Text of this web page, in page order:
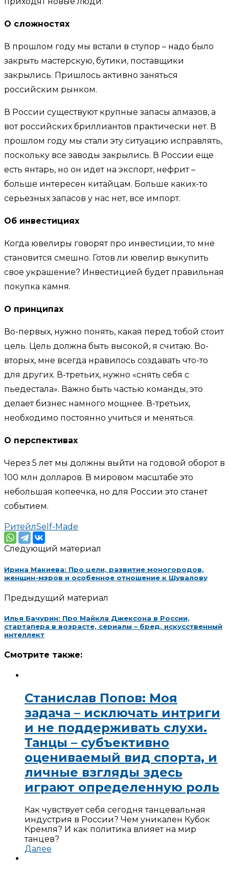
О сложностях
В прошлом году мы встали в ступор – надо было
закрыть мастерскую, бутики, поставщики
закрылись. Пришлось активно заняться
российским рынком.
В России существуют крупные запасы алмазов, а
вот российских бриллиантов практически нет. В
прошлом году мы стали эту ситуацию исправлять,
поскольку все заводы закрылись. В России еще
есть янтарь, но он идет на экспорт, нефрит –
больше интересен китайцам. Больше каких-то
серьезных запасов у нас нет, все импорт.
Об инвестициях
Когда ювелиры говорят про инвестиции, то мне
становится смешно. Готов ли ювелир выкупить
свое украшение? Инвестицией будет правильная
покупка камня.
О принципах
Во-первых, нужно понять, какая перед тобой стоит
цель. Цель должна быть высокой, я считаю. Во-
вторых, мне всегда нравилось создавать что-то
для других. В-третьих, нужно «снять себя с
пьедестала». Важно быть частью команды, это
делает бизнес намного мощнее. В-третьих,
необходимо постоянно учиться и меняться.
О перспективах
Через 5 лет мы должны выйти на годовой оборот в
100 млн долларов. В мировом масштабе это
небольшая копеечка, но для России это станет
событием.
РитейлSelf-Made
Следующий материал
Ирина Макиева: Про цели, развитие моногородов,
женщин-мэров и особенное отношение к Шувалову
Предыдущий материал
Илья Бачурин: Про Майкла Джексона в России,
стартапера в возрасте, сериалы – бред, искусственный
интеллект
Смотрите также:
Станислав Попов: Моя
задача – исключать интриги
и не поддерживать слухи.
Танцы – субъективно
оцениваемый вид спорта, и
личные взгляды здесь
играют определенную роль
Как чувствует себя сегодня танцевальная
индустрия в России? Чем уникален Кубок
Кремля? И как политика влияет на мир
танцев?
Далее